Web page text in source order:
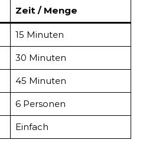
Zeit / Menge
15 Minuten
30 Minuten
45 Minuten
6 Personen
Einfach